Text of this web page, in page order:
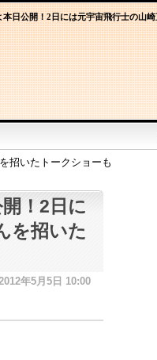
日公開！2日には元宇宙飛行士の山
招いたトークショーも
！2日に
を招いた
年5月5日 10:00